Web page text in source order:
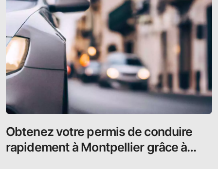
Obtenez votre permis de conduire
rapidement à Montpellier grâce à